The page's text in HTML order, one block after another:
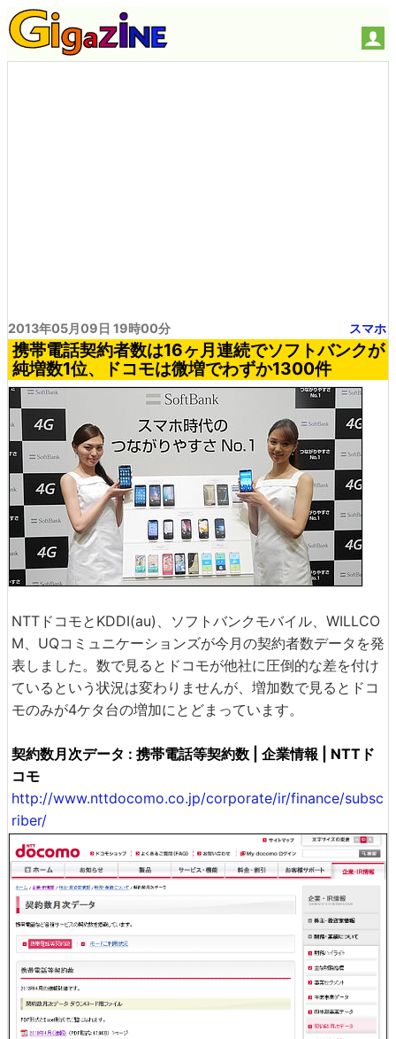
2013年05月09日 19時00分 スマホ
携帯電話契約者数は16ヶ月連続でソフトバンクが
純増数1位、ドコモは微増でわずか1300件
NTTドコモとKDDI(au)、ソフトバンクモバイル、WILLCO
M、UQコミュニケーションズが今月の契約者数データを発
表しました。数で見るとドコモが他社に圧倒的な差を付け
ているという状況は変わりませんが、増加数で見るとドコ
モのみが4ケタ台の増加にとどまっています。
契約数月次データ : 携帯電話等契約数 | 企業情報 | NTTド
コモ
http://www.nttdocomo.co.jp/corporate/ir/finance/subsc
riber/